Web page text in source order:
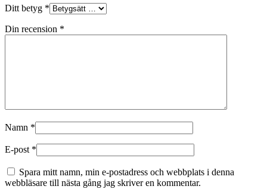
Ditt betyg *
Din recension *
Namn *
E-post *
Spara mitt namn, min e-postadress och webbplats i denna
webbläsare till nästa gång jag skriver en kommentar.